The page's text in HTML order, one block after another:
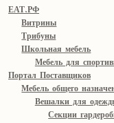
ЕАТ.РФ
Витрины
Трибуны
Школьная мебель
Мебель для
Портал Поставщиков
Мебель общего
Вешалки для
Секции